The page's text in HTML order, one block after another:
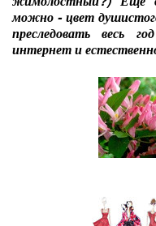
можно - цвет
преследовать весь
интернет и